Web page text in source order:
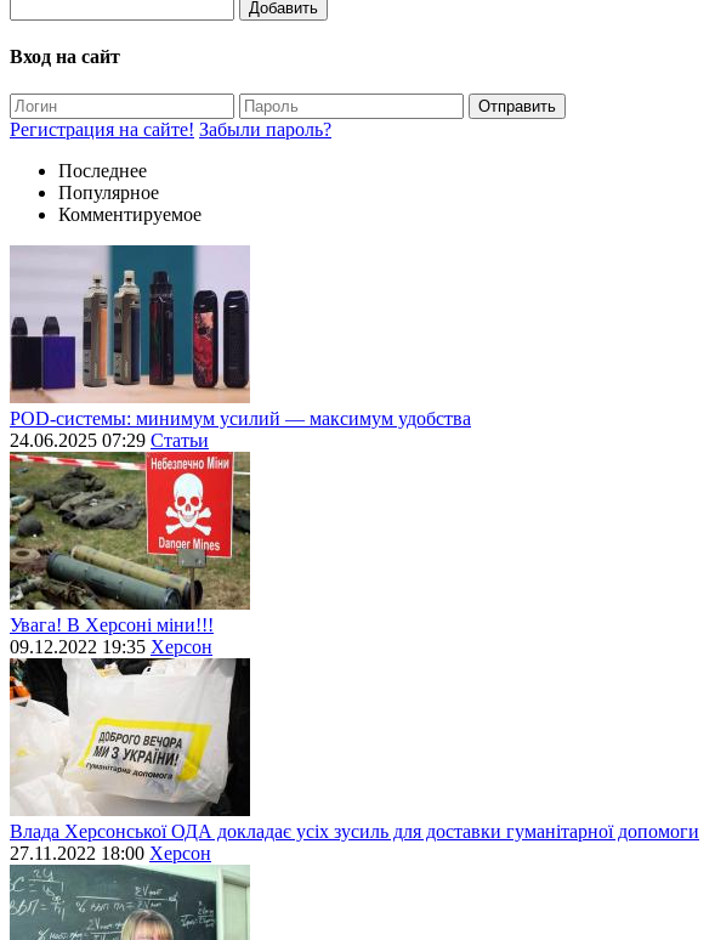
Добавить
Вход на сайт
Отправить
Регистрация на сайте! Забыли пароль?
Последнее
Популярное
Комментируемое
POD-системы: минимум усилий — максимум удобства
24.06.2025 07:29 Статьи
Увага! В Херсоні міни!!!
09.12.2022 19:35 Херсон
Влада Херсонської ОДА докладає усіх зусиль для доставки гуманітарної допомоги
27.11.2022 18:00 Херсон